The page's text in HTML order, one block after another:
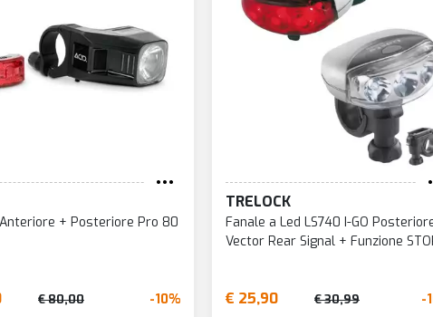
+ Posteriore Pro 80
€ 80,00 -10%
TRELOCK
Fanale a Led LS740 I-GO
Vector Rear Signal + Funzione
€ 25,90 € 30,99 -